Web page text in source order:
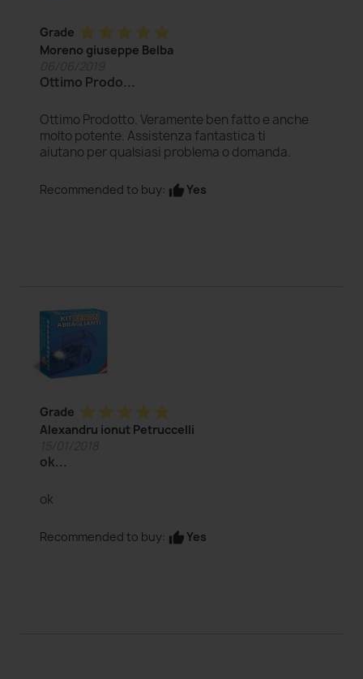
Grade star star star star star
Moreno giuseppe Belba
Ottimo Prodo...
Ottimo Prodotto. Veramente ben fatto e anche
molto potente. Assistenza fantastica ti
aiutano per qualsiasi problema o domanda.
Recommended to buy: thumb_upYes
Grade star star star star star
Alexandru ionut Petruccelli
ok...
ok
Recommended to buy: thumb_upYes